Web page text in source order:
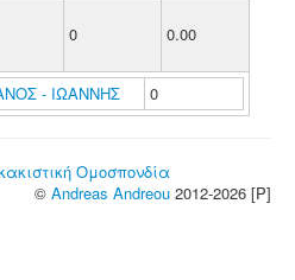
0 0.00
- ΙΩΑΝΝΗΣ 0
Ομοσπονδία
© Andreas Andreou 2012-2026 [P]